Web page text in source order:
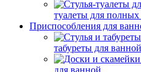
туалеты для
Приспособления для
табуреты для
для ванной